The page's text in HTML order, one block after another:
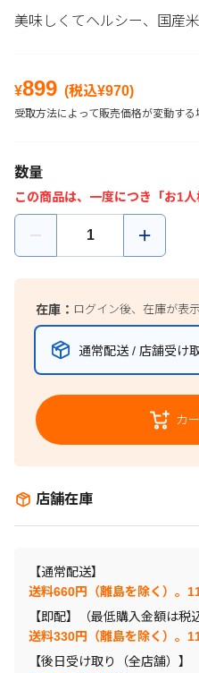
美味しくてヘルシー、国産
¥899 (税込¥970)
受取方法によって販売価格が変動する
数量
この商品は、一度につき「お1人
在庫： ログイン後、在庫が表
通常配送 / 店舗受け
カ
店舗在庫
【通常配送】
送料660円（離島を除く）。
【即配】（最低購入金額は税
送料330円（離島を除く）。
【後日受け取り（全店舗）】